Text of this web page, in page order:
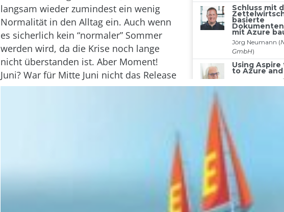
langsam wieder zumindest ein wenig
Normalität in den Alltag ein. Auch wenn
es sicherlich kein “normaler” Sommer
werden wird, da die Krise noch lange
nicht überstanden ist. Aber Moment!
Juni? War für Mitte Juni nicht das Release